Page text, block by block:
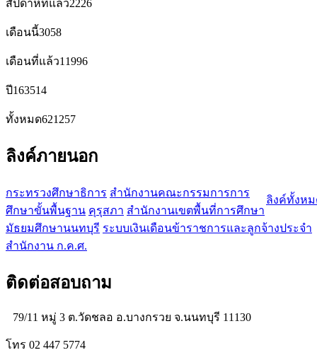
สัปดาห์ที่แล้ว2226
เดือนนี้3058
เดือนที่แล้ว11996
ปี163514
ทั้งหมด621257
ลิงค์ภายนอก
ลิงค์ทั้งห
กระทรวงศึกษาธิการ สำนักงานคณะกรรมการการ
ศึกษาขั้นพื้นฐาน คุรุสภา สำนักงานเขตพื้นที่การศึกษา
มัธยมศึกษานนทบุรี ระบบเงินเดือนข้าราชการและลูกจ้างประจำ
สำนักงาน ก.ค.ศ.
ติดต่อสอบถาม
79/11 หมู่ 3 ต.วัดชลอ อ.บางกรวย จ.นนทบุรี 11130
โทร 02 447 5774